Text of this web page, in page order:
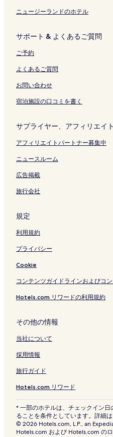
ニュージーランドのホテル
サポート & よくあるご質問
ご予約
よくあるご質問
お問い合わせ
宿泊施設の口コミを書く
サプライヤー、アフィリエイ
アフィリエイトパートナー募集中
ニュースルーム
広告掲載
旅行会社
規定
利用規約
プライバシー
Cookie
コンテンツガイドラインおよびコ
Hotels.com リワードの利用規約
その他の情報
当社について
採用情報
旅行ガイド
Hotels.com リワード
* 一部のホテルは、チェックイン
ることを条件としています。詳細
© 2026 Hotels.com, L.P., an
Hotels.com および Hotels.com の